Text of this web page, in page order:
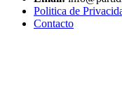
Politica de
Contacto